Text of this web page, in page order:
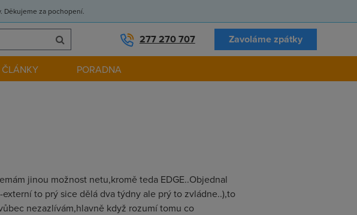
Děkujeme za pochopení.
277 270 707 Zavoláme zpátky
ČLÁNKY PORADNA
jinou možnost netu,kromě teda EDGE..Objednal
to prý sice dělá dva týdny ale prý to zvládne..),to
nezazlívám,hlavně když rozumí tomu co